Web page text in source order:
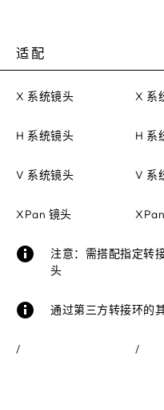
适配
X 系统镜头 X 系
H 系统镜头 H 系
V 系统镜头 V 系
XPan 镜头
注意：需搭配指定转
头
通过第三方转接环的
/ /